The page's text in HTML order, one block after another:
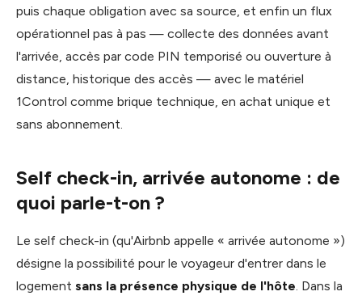
puis chaque obligation avec sa source, et enfin un flux
opérationnel pas à pas — collecte des données avant
l'arrivée, accès par code PIN temporisé ou ouverture à
distance, historique des accès — avec le matériel
1Control comme brique technique, en achat unique et
sans abonnement.
Self check-in, arrivée autonome : de
quoi parle-t-on ?
Le self check-in (qu'Airbnb appelle « arrivée autonome »)
désigne la possibilité pour le voyageur d'entrer dans le
logement sans la présence physique de l'hôte. Dans la